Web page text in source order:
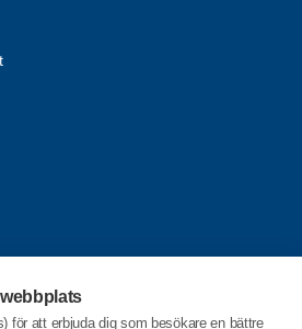
för att erbjuda dig som besökare en bättre